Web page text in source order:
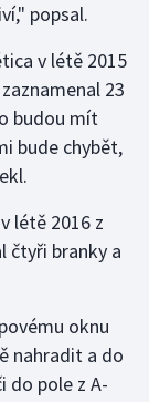
popsal.
v létě 2015
23
budou mít
bude chybět,
létě 2016 z
čtyři branky a
oknu
nahradit a do
do pole z A-